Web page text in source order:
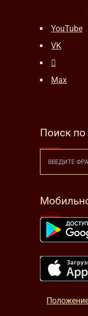
YouTube
VK
Max
Поиск по